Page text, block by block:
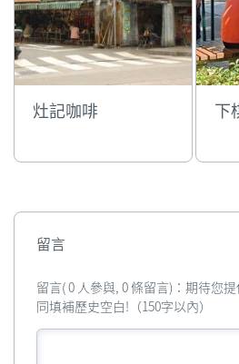
灶記咖啡 下
留言
留言( 0 人參與, 0 條留言)：期待您
同填補歷史空白!（150字以內）